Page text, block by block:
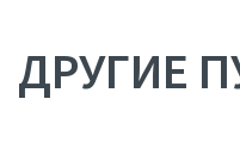
ДРУГИЕ